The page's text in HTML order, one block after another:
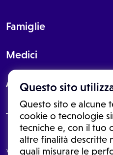
Questo sito
Questo sito e alcune
cookie o tecnologie
tecniche e, con il tuo
altre finalità descritte
quali misurare le
Famiglie
Medici
About
Le informazioni proposte in
In nessun caso, queste
visita o una diagnosi formulata dal